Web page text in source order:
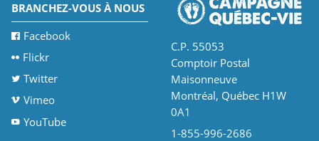
BRANCHEZ-VOUS À NOUS
Facebook
Flickr
Twitter
Vimeo
YouTube
C.P. 55053
Comptoir Postal
Maisonneuve
Montréal, Québec H1W
0A1
1-855-996-2686